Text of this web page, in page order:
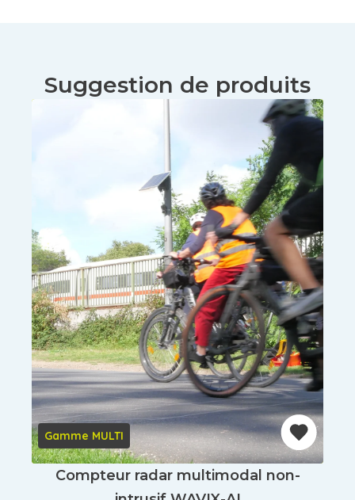
Suggestion de produits
Gamme MULTI
Compteur radar multimodal non-